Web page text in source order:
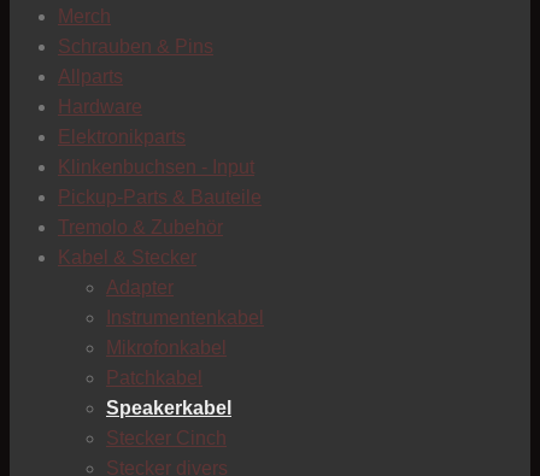
Merch
Schrauben & Pins
Allparts
Hardware
Elektronikparts
Klinkenbuchsen - Input
Pickup-Parts & Bauteile
Tremolo & Zubehör
Kabel & Stecker
Adapter
Instrumentenkabel
Mikrofonkabel
Patchkabel
Speakerkabel
Stecker Cinch
Stecker divers